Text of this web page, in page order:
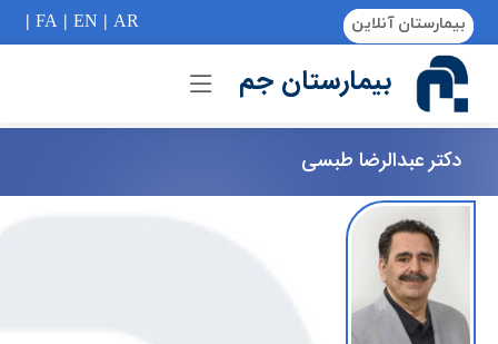
FA| EN | AR
| بیمارستان آنلاین
if (Model != null) {
بیمارستان جم
دکتر عبدالرضا طبسی